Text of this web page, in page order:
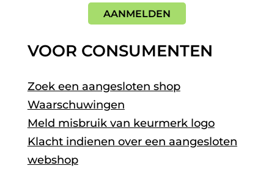
AANMELDEN
VOOR CONSUMENTEN
Zoek een aangesloten shop
Waarschuwingen
Meld misbruik van keurmerk logo
Klacht indienen over een aangesloten
webshop